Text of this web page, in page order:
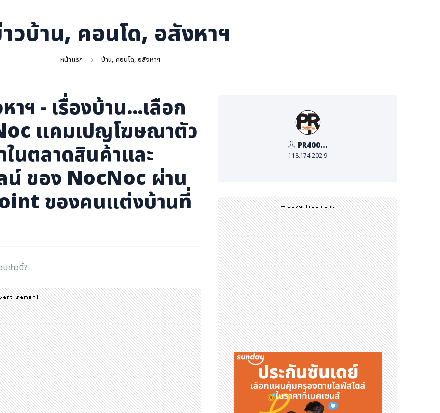
วบ้าน, คอนโด, อสังหาฯ
หน้าแรก บ้าน, คอนโด, อสังหาฯ
ฯ - เรื่องบ้าน...เลือก
แคมเปญโฆษณาตัว
นตลาดสินค้าและ
น์ ของ NocNoc ผ่าน
ของคนแต่งบ้านที่
บข่าวนี้?
PR400...
118.174.202.9